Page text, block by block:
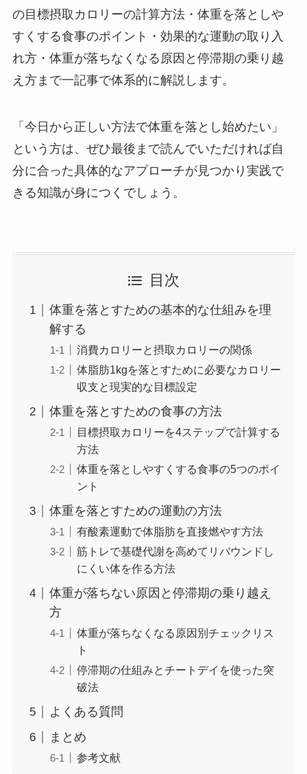
の目標摂取カロリーの計算方法・体重を落としや
すくする食事のポイント・効果的な運動の取り入
れ方・体重が落ちなくなる原因と停滞期の乗り越
え方まで一記事で体系的に解説します。
「今日から正しい方法で体重を落とし始めたい」
という方は、ぜひ最後まで読んでいただければ自
分に合った具体的なアプローチが見つかり実践で
きる知識が身につくでしょう。
目次
体重を落とすための基本的な仕組みを理
解する
消費カロリーと摂取カロリーの関係
体脂肪1kgを落とすために必要なカロリー
収支と現実的な目標設定
体重を落とすための食事の方法
目標摂取カロリーを4ステップで計算する
方法
体重を落としやすくする食事の5つのポイ
ント
体重を落とすための運動の方法
有酸素運動で体脂肪を直接燃やす方法
筋トレで基礎代謝を高めてリバウンドし
にくい体を作る方法
体重が落ちない原因と停滞期の乗り越え
方
体重が落ちなくなる原因別チェックリス
ト
停滞期の仕組みとチートデイを使った突
破法
よくある質問
まとめ
参考文献